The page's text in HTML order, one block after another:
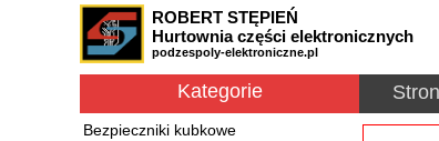
ROBERT STĘPIEŃ
Hurtownia części elektronicznych
podzespoly-elektroniczne.pl
Kategorie
Bezpieczniki kubkowe